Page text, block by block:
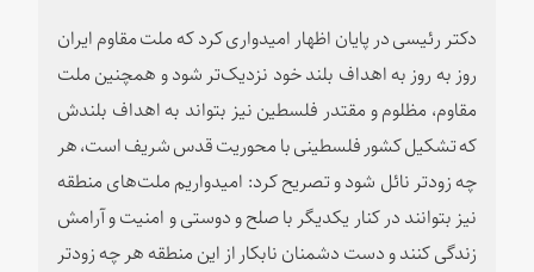
دکتر رئیسی در پایان اظهار امیدواری کرد که ملت مقاوم ایران
روز به روز به اهداف بلند خود نزدیک‌تر شود و همچنین ملت
مقاوم، مظلوم و مقتدر فلسطین نیز بتواند به اهداف بلندش
که تشکیل کشور فلسطینی با محوریت قدس شریف است، هر
چه زودتر نائل شود و تصریح کرد: امیدواریم ملت‌های منطقه
نیز بتوانند در کنار یکدیگر با صلح و دوستی و امنیت و آرامش
زندگی کنند و دست دشمنان نابکار از این منطقه هر چه زودتر